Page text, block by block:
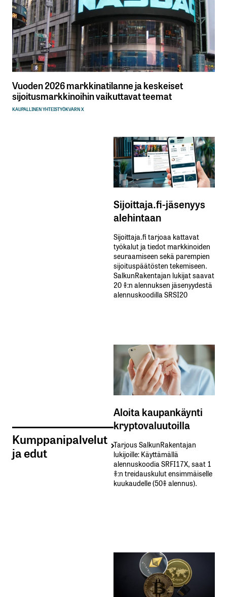
Vuoden 2026 markkinatilanne ja keskeiset
sijoitusmarkkinoihin vaikuttavat teemat
KAUPALLINEN YHTEISTYÖKVARN X
Kumppanipalvelut
ja edut
Sijoittaja.fi-jäsenyys
alehintaan
Sijoittaja.fi tarjoaa kattavat
työkalut ja tiedot markkinoiden
seuraamiseen sekä parempien
sijoituspäätösten tekemiseen.
SalkunRakentajan lukijat saavat
20 %:n alennuksen jäsenyydestä
alennuskoodilla SRSI20
Aloita kaupankäynti
kryptovaluutoilla
Tarjous SalkunRakentajan
lukijoille: Käyttämällä​ ​
alennuskoodia​ ​SRFI17X,​ ​saat​ ​1
%:n treidauskulut​ ​ensimmäiselle​ ​
kuukaudelle​ ​(50%​ ​alennus).